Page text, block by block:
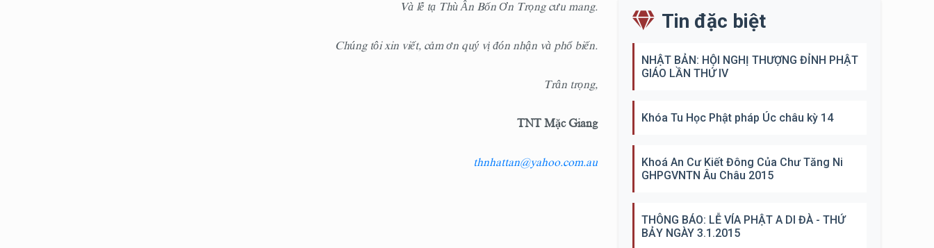
Và lễ tạ Thù Ân Bốn Ơn Trọng cưu mang.
Chúng tôi xin viết, cảm ơn quý vị đón nhận và phổ biến.
Trân trọng,
TNT Mặc Giang
thnhattan@yahoo.com.au
Tin đặc biệt
NHẬT BẢN: HỘI NGHỊ THƯỢNG ĐỈNH PHẬT
GIÁO LẦN THỨ IV
Khóa Tu Học Phật pháp Úc châu kỳ 14
Khoá An Cư Kiết Đông Của Chư Tăng Ni
GHPGVNTN Âu Châu 2015
THÔNG BÁO: LỄ VÍA PHẬT A DI ĐÀ - THỨ
BẢY NGÀY 3.1.2015